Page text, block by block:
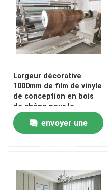
Largeur décorative
1000mm de film de vinyle
de conception en bois
de chêne pour le
plancher de SPC/WPC
envoyer une